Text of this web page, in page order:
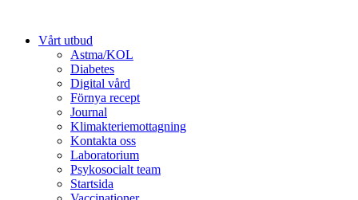
innehållVårt utbud
Astma/KOL
Diabetes
Digital vård
Förnya recept
Journal
Klimakteriemottagning
Kontakta oss
Laboratorium
Psykosocialt team
Startsida